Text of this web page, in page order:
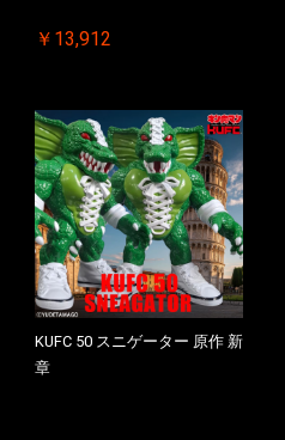
￥13,912
KUFC 50 スニゲーター 原作 新
章